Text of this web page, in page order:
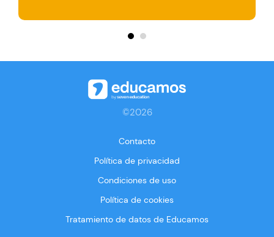
©2026
Contacto
Política de privacidad
Condiciones de uso
Política de cookies
Tratamiento de datos de Educamos